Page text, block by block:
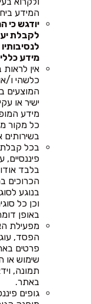
המידע
יודגש כי
לקבלת
מידע כללי
אין
כלשהי ו/
המוצעים
ישיר או
מידע
כל מקור
בשירותים
בכל
בלבד
הכרוכים
בנוגע
וכן כל
באופן
מפעילת
הפסד,
פרטים
שימוש או
תמונה,
באתר.
גופים